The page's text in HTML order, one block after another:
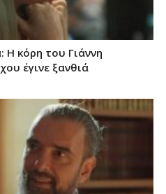
Η κόρη του Γιάννη
έγινε ξανθιά